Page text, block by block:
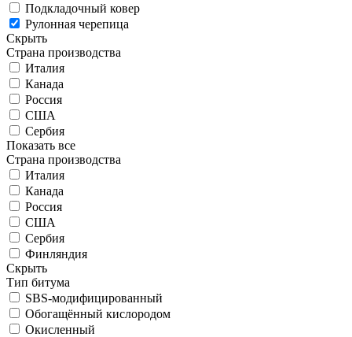
Подкладочный ковер
Рулонная черепица
Скрыть
Страна производства
Италия
Канада
Россия
США
Сербия
Показать все
Страна производства
Италия
Канада
Россия
США
Сербия
Финляндия
Скрыть
Тип битума
SBS-модифицированный
Обогащённый кислородом
Окисленный